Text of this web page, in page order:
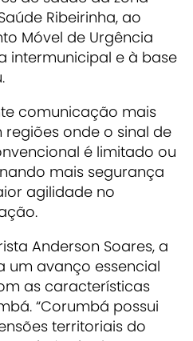
Ribeirinha, ao
Móvel de Urgência
intermunicipal e à base
comunicação mais
regiões onde o sinal de
é limitado ou
mais segurança
agilidade no
Anderson Soares, a
um avanço essencial
as características
“Corumbá possui
territoriais do